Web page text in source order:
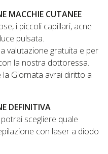
MACCHIE CUTANEE
i piccoli capillari, acne
pulsata.
valutazione gratuita e per
la nostra dottoressa.
Giornata avrai diritto a
DEFINITIVA
scegliere quale
con laser a diodo